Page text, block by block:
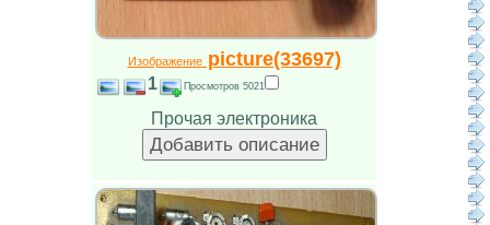
Изображениеpicture(33697)
1 Просмотров 5021
Прочая электроника